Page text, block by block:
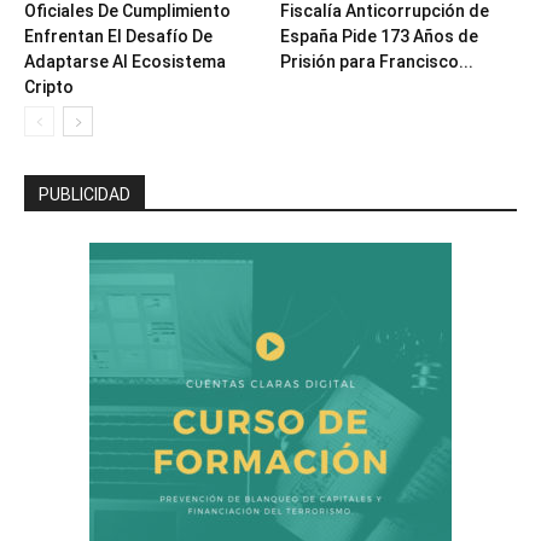
Oficiales De Cumplimiento
Enfrentan El Desafío De
Adaptarse Al Ecosistema
Cripto
Fiscalía Anticorrupción de
España Pide 173 Años de
Prisión para Francisco...
PUBLICIDAD